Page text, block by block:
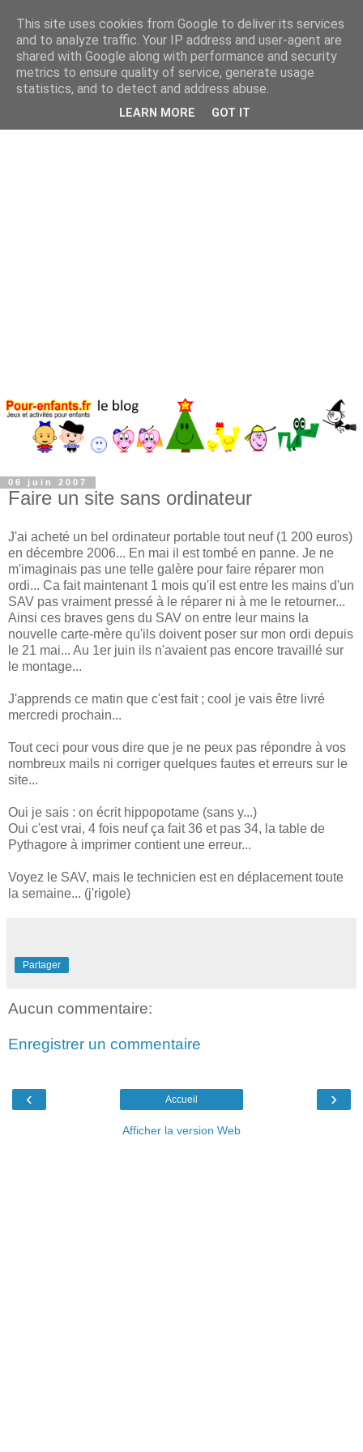
06 juin 2007
Faire un site sans ordinateur
J'ai acheté un bel ordinateur portable tout neuf (1 200 euros)
en décembre 2006... En mai il est tombé en panne. Je ne
m'imaginais pas une telle galère pour faire réparer mon
ordi... Ca fait maintenant 1 mois qu'il est entre les mains d'un
SAV pas vraiment pressé à le réparer ni à me le retourner...
Ainsi ces braves gens du SAV on entre leur mains la
nouvelle carte-mère qu'ils doivent poser sur mon ordi depuis
le 21 mai... Au 1er juin ils n'avaient pas encore travaillé sur
le montage...
J'apprends ce matin que c'est fait ; cool je vais être livré
mercredi prochain...
Tout ceci pour vous dire que je ne peux pas répondre à vos
nombreux mails ni corriger quelques fautes et erreurs sur le
site...
Oui je sais : on écrit hippopotame (sans y...)
Oui c'est vrai, 4 fois neuf ça fait 36 et pas 34, la table de
Pythagore à imprimer contient une erreur...
Voyez le SAV, mais le technicien est en déplacement toute
la semaine... (j'rigole)
Partager
Aucun commentaire:
Enregistrer un commentaire
‹ ›
Accueil
Afficher la version Web
This site uses cookies from Google to deliver its services
and to analyze traffic. Your IP address and user-agent are
shared with Google along with performance and security
metrics to ensure quality of service, generate usage
statistics, and to detect and address abuse.
LEARN MORE GOT IT